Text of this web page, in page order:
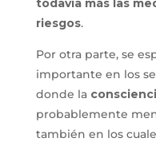
todavía más las
riesgos.
Por otra parte, se
importante en los
donde la
probablemente
también en los